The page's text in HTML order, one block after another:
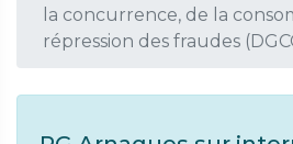
la concurrence, de la
répression des fraudes